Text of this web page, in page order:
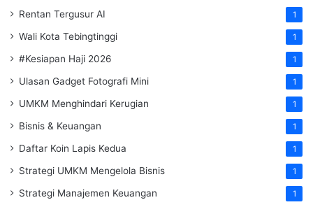
Rentan Tergusur AI 1
Wali Kota Tebingtinggi 1
#Kesiapan Haji 2026 1
Ulasan Gadget Fotografi Mini 1
UMKM Menghindari Kerugian 1
Bisnis & Keuangan 1
Daftar Koin Lapis Kedua 1
Strategi UMKM Mengelola Bisnis 1
Strategi Manajemen Keuangan 1